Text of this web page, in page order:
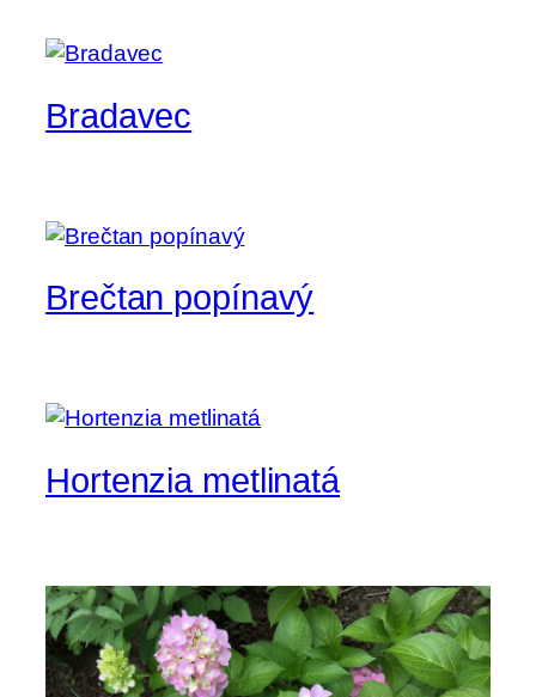
Bradavec
Brečtan popínavý
Hortenzia metlinatá